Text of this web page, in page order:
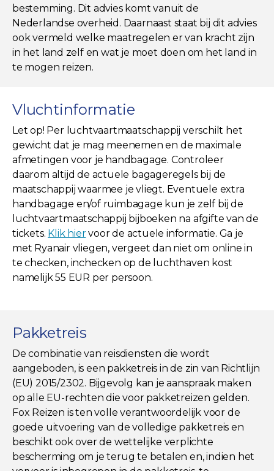
bestemming. Dit advies komt vanuit de
Nederlandse overheid. Daarnaast staat bij dit advies
ook vermeld welke maatregelen er van kracht zijn
in het land zelf en wat je moet doen om het land in
te mogen reizen.
Vluchtinformatie
Let op! Per luchtvaartmaatschappij verschilt het
gewicht dat je mag meenemen en de maximale
afmetingen voor je handbagage. Controleer
daarom altijd de actuele bagageregels bij de
maatschappij waarmee je vliegt. Eventuele extra
handbagage en/of ruimbagage kun je zelf bij de
luchtvaartmaatschappij bijboeken na afgifte van de
tickets. Klik hiervoor de actuele informatie. Ga je
met Ryanair vliegen, vergeet dan niet om online in
te checken, inchecken op de luchthaven kost
namelijk 55 EUR per persoon.
Pakketreis
De combinatie van reisdiensten die wordt
aangeboden, is een pakketreis in de zin van Richtlijn
(EU) 2015/2302. Bijgevolg kan je aanspraak maken
op alle EU-rechten die voor pakketreizen gelden.
Fox Reizen is ten volle verantwoordelijk voor de
goede uitvoering van de volledige pakketreis en
beschikt ook over de wettelijke verplichte
bescherming om je terug te betalen en, indien het